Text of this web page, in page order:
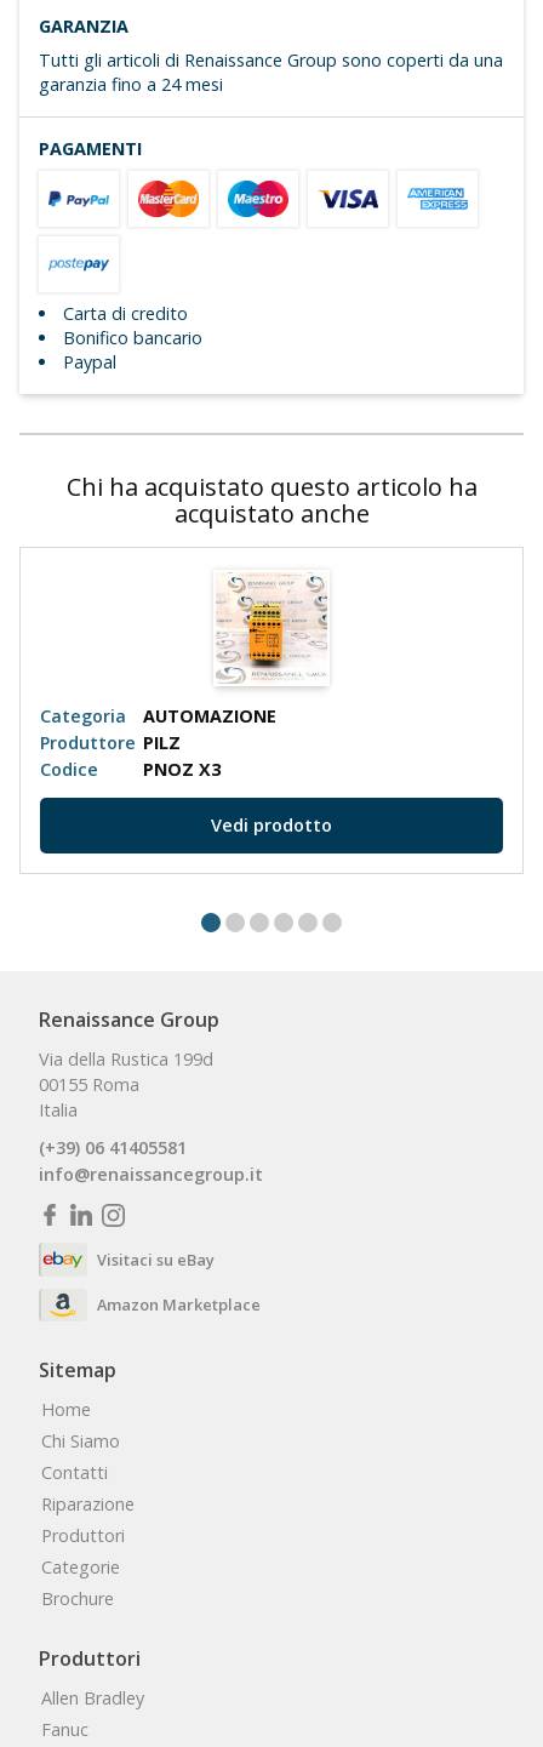
GARANZIA
Tutti gli articoli di Renaissance Group sono coperti da una
garanzia fino a 24 mesi
PAGAMENTI
Carta di credito
Bonifico bancario
Paypal
Chi ha acquistato questo articolo ha
acquistato anche
Categoria
AUTOMAZIONE
Produttore PILZ
Codice
PNOZ X3
Vedi prodotto
Renaissance Group
Via della Rustica 199d
00155 Roma
Italia
(+39) 06 41405581
info@renaissancegroup.it
Visitaci su eBay
Amazon Marketplace
Sitemap
Home
Chi Siamo
Contatti
Riparazione
Produttori
Categorie
Brochure
Produttori
Allen Bradley
Fanuc